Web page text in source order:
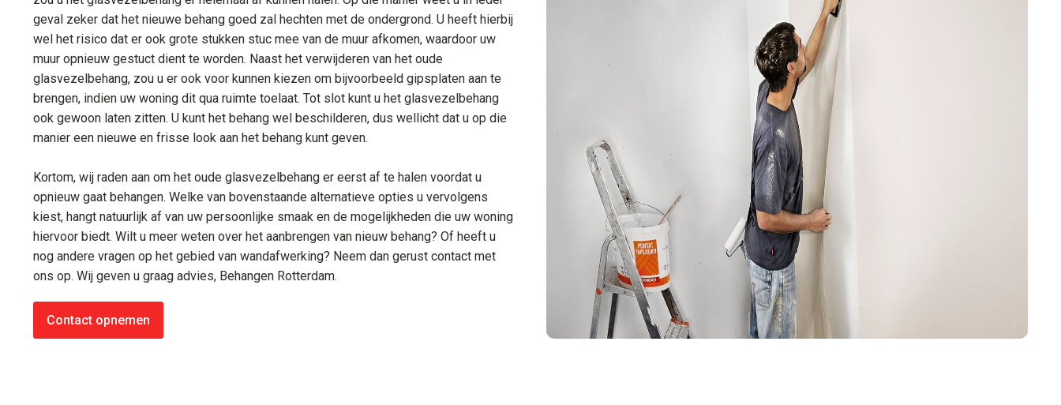
geval zeker dat het nieuwe behang goed zal hechten met de ondergrond. U heeft hierbij
wel het risico dat er ook grote stukken stuc mee van de muur afkomen, waardoor uw
muur opnieuw gestuct dient te worden. Naast het verwijderen van het oude
glasvezelbehang, zou u er ook voor kunnen kiezen om bijvoorbeeld gipsplaten aan te
brengen, indien uw woning dit qua ruimte toelaat. Tot slot kunt u het glasvezelbehang
ook gewoon laten zitten. U kunt het behang wel beschilderen, dus wellicht dat u op die
manier een nieuwe en frisse look aan het behang kunt geven.
Kortom, wij raden aan om het oude glasvezelbehang er eerst af te halen voordat u
opnieuw gaat behangen. Welke van bovenstaande alternatieve opties u vervolgens
kiest, hangt natuurlijk af van uw persoonlijke smaak en de mogelijkheden die uw woning
hiervoor biedt. Wilt u meer weten over het aanbrengen van nieuw behang? Of heeft u
nog andere vragen op het gebied van wandafwerking? Neem dan gerust contact met
ons op. Wij geven u graag advies, Behangen Rotterdam.
Contact opnemen